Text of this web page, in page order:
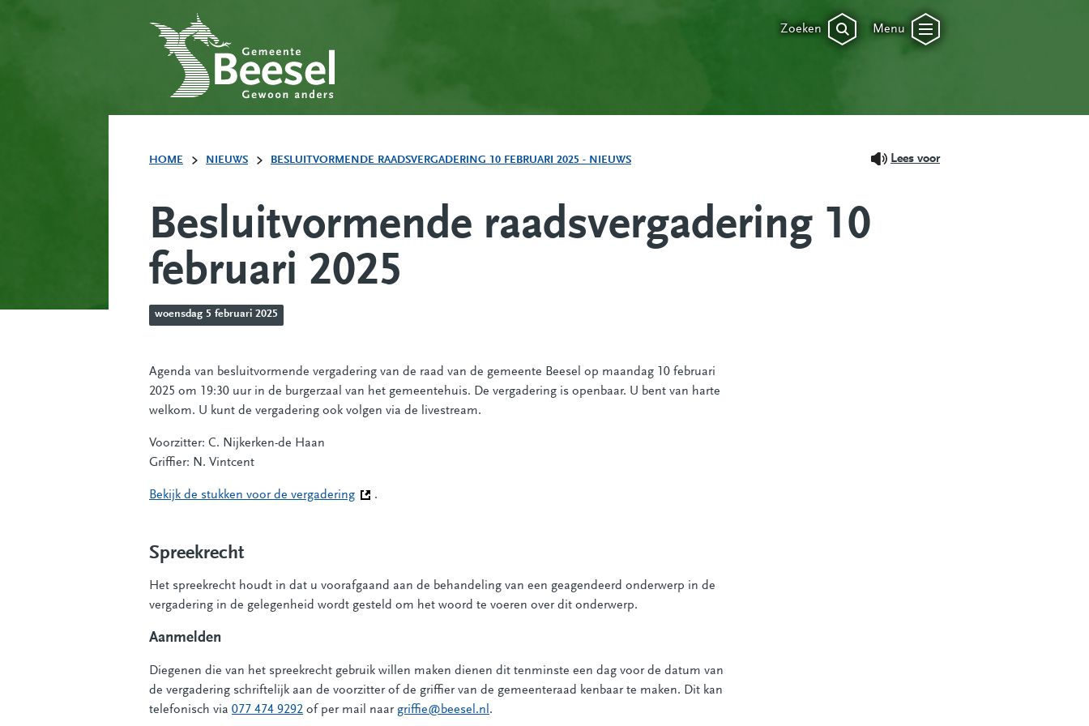
Zoeken Menu
HOME NIEUWS BESLUITVORMENDE RAADSVERGADERING 10 FEBRUARI 2025 - NIEUWS Lees voor
Besluitvormende raadsvergadering 10
februari 2025
woensdag 5 februari 2025
Agenda van besluitvormende vergadering van de raad van de gemeente Beesel op maandag 10 februari
2025 om 19:30 uur in de burgerzaal van het gemeentehuis. De vergadering is openbaar. U bent van harte
welkom. U kunt de vergadering ook volgen via de livestream.
Voorzitter: C. Nijkerken-de Haan
Griffier: N. Vintcent
Bekijk de stukken voor de vergadering (Deze link gaat naar een andere website)
.
Spreekrecht
Het spreekrecht houdt in dat u voorafgaand aan de behandeling van een geagendeerd onderwerp in de
vergadering in de gelegenheid wordt gesteld om het woord te voeren over dit onderwerp.
Aanmelden
Diegenen die van het spreekrecht gebruik willen maken dienen dit tenminste een dag voor de datum van
de vergadering schriftelijk aan de voorzitter of de griffier van de gemeenteraad kenbaar te maken. Dit kan
telefonisch via 077 474 9292 of per mail naar griffie@beesel.nl .